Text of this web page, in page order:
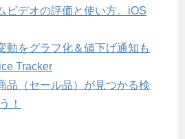
ビデオの評価と使い方。iOS
動をグラフ化＆値下げ通知も
Tracker
品（セール品）が見つかる検
！